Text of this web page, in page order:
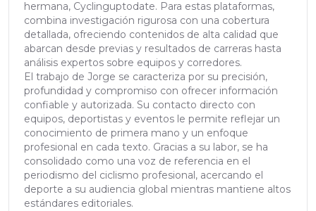
hermana, Cyclinguptodate. Para estas plataformas,
combina investigación rigurosa con una cobertura
detallada, ofreciendo contenidos de alta calidad que
abarcan desde previas y resultados de carreras hasta
análisis expertos sobre equipos y corredores.
El trabajo de Jorge se caracteriza por su precisión,
profundidad y compromiso con ofrecer información
confiable y autorizada. Su contacto directo con
equipos, deportistas y eventos le permite reflejar un
conocimiento de primera mano y un enfoque
profesional en cada texto. Gracias a su labor, se ha
consolidado como una voz de referencia en el
periodismo del ciclismo profesional, acercando el
deporte a su audiencia global mientras mantiene altos
estándares editoriales.